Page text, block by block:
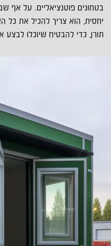
בטחונים פוטנציאליים. על אף
יחסית, הוא צריך להכיל את כל
תורן, כדי להבטיח שיוכלו לבצע